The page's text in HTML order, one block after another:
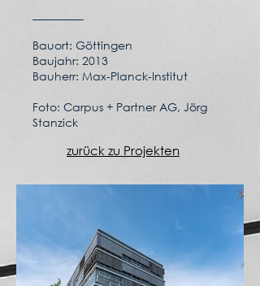
Bauort: Göttingen
Baujahr: 2013
Bauherr: Max-Planck-Institut
Foto: Carpus + Partner AG, Jörg
Stanzick
zurück zu Projekten